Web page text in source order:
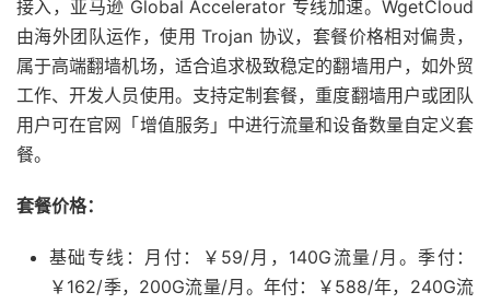
接入，亚马逊 Global Accelerator 专线加速。WgetCloud
由海外团队运作，使用 Trojan 协议，套餐价格相对偏贵，
属于高端翻墙机场，适合追求极致稳定的翻墙用户，如外贸
工作、开发人员使用。支持定制套餐，重度翻墙用户或团队
用户可在官网「增值服务」中进行流量和设备数量自定义套
餐。
套餐价格：
基础专线：月付：￥59/月，140G流量/月。季付：
￥162/季，200G流量/月。年付：￥588/年，240G流